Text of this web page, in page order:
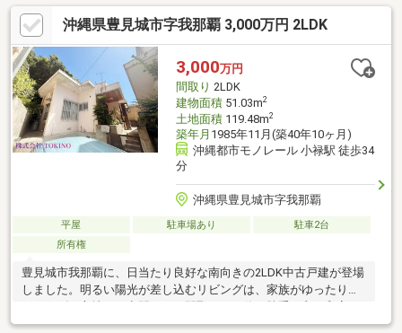
とりある空間は、二世帯同居やテレワークにも対応。休日はお庭
でBBQ、駐車場は3台確保と、沖縄の家族時間を満喫できる条件が
揃っています。■2023年10月 インスペクション（建物診断）実施
済み■令和5年度固定資産税：133300円■オール電化住宅、太陽光
パネル設置あり
沖縄県豊見城市字我那覇 3,000万円 2LDK
3,000万円
間取り 2LDK
建物面積51.03m2
土地面積119.48m2
築年月 1985年11月(築40年10ヶ月)
沖縄都市モノレール 小禄駅 徒歩34
分
沖縄県豊見城市字我那覇
平屋 駐車場あり
駐車2台
所有権
豊見城市我那覇に、日当たり良好な南向きの2LDK中古戸建が登場
しました。明るい陽光が差し込むリビングは、家族がゆったりと
備えており、お子様の遊び場や客間など多目的に活用できます。